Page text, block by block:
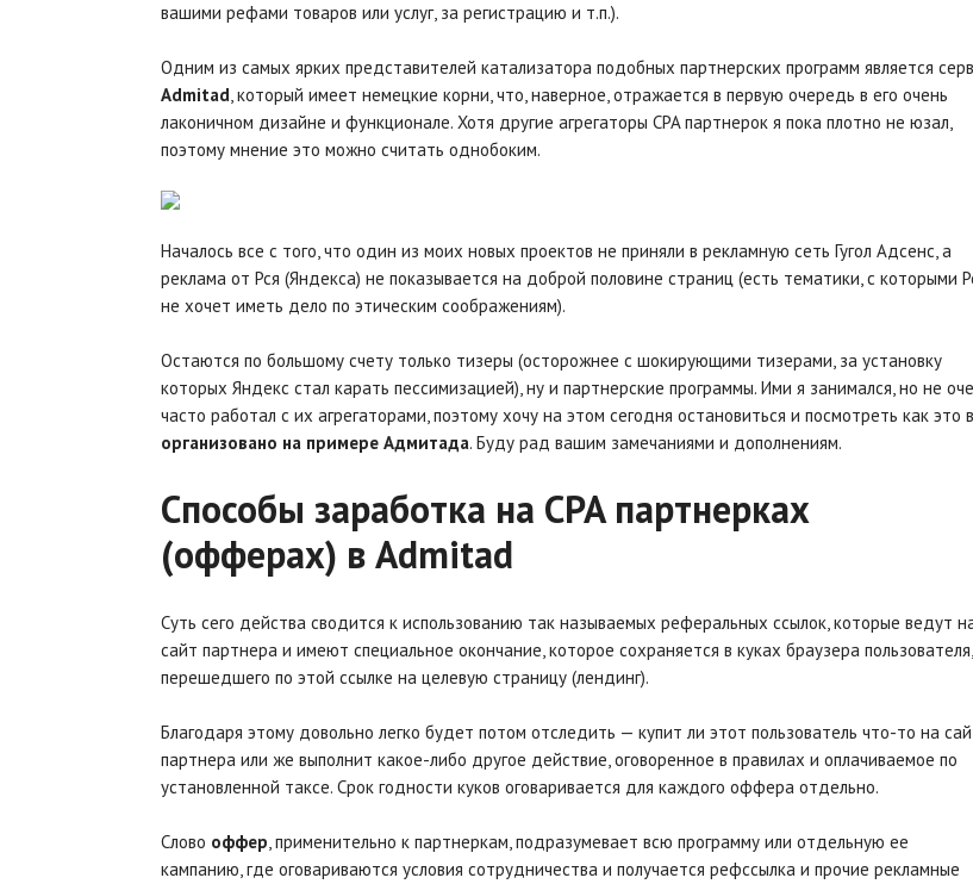
вашими рефами товаров или услуг, за регистрацию и т.п.).
Одним из самых ярких представителей катализатора подобных партнерских программ является
Admitad, который имеет немецкие корни, что, наверное, отражается в первую очередь в его очень
лаконичном дизайне и функционале. Хотя другие агрегаторы CPA партнерок я пока плотно не юзал,
поэтому мнение это можно считать однобоким.
Началось все с того, что один из моих новых проектов не приняли в рекламную сеть Гугол Адсенс, а
реклама от Рся (Яндекса) не показывается на доброй половине страниц (есть тематики, с которыми
не хочет иметь дело по этическим соображениям).
Остаются по большому счету только тизеры (осторожнее с шокирующими тизерами, за установку
которых Яндекс стал карать пессимизацией), ну и партнерские программы. Ими я занимался, но не
часто работал с их агрегаторами, поэтому хочу на этом сегодня остановиться и посмотреть как это
организовано на примере Адмитада. Буду рад вашим замечаниями и дополнениям.
Способы заработка на CPA партнерках
(офферах) в Admitad
Суть сего действа сводится к использованию так называемых реферальных ссылок, которые ведут
сайт партнера и имеют специальное окончание, которое сохраняется в куках браузера пользователя,
перешедшего по этой ссылке на целевую страницу (лендинг).
Благодаря этому довольно легко будет потом отследить — купит ли этот пользователь что-то на
партнера или же выполнит какое-либо другое действие, оговоренное в правилах и оплачиваемое по
установленной таксе. Срок годности куков оговаривается для каждого оффера отдельно.
Слово оффер, применительно к партнеркам, подразумевает всю программу или отдельную ее
кампанию, где оговариваются условия сотрудничества и получается рефссылка и прочие рекламные